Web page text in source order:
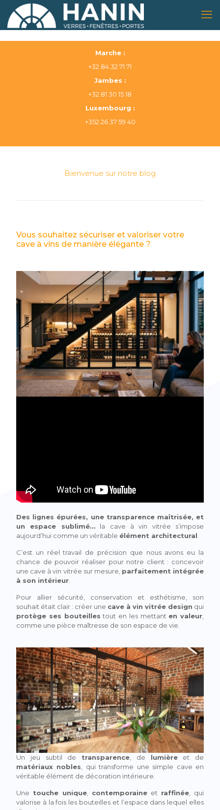
Marche :
+32 84 32 71 71
Jambes :
+32 81 30 15 18
Luxembourg :
+352 26 37 59 40
Bienvenue sur notre blog
Vous souhaitez sécuriser et valoriser votre
cave à vins de manière élégante ?
Des lignes épurées, une transparence maîtrisée, et
un espace sublimé…la cave à vin vitrée s’impose
aujourd’hui comme un véritable élément architectural
C’est un réel travail de précision que nous avons eu la
chance de pouvoir réaliser pour notre client : concevoir
une cave à vin vitrée sur mesure, parfaitement intégrée
à son intérieur
Pour allier sécurité, conservation et esthétisme, son
souhait était clair : créer une cave à vin vitrée design qui
protège ses bouteilles tout en les mettant en valeur
comme une pièce maîtresse de son espace de vie.
Un jeu subtil de transparence, de lumièreet de
matériaux nobles, qui transforme une simple cave en
véritable élément de décoration intérieure.
Une touche unique, contemporaine et raffinée, qui
valorise à la fois les bouteilles et l’espace dans lequel elles